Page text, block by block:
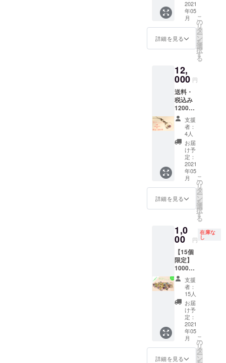
と思い、ク
ラウドファ
ンディング
をしようと
思いまし
ネッ
ト・ア
メジス
ト・シ
トリ
パー
ル・ク
ツ・翡
翠（ヒ
スイ）
など そ
の他た
くさん
の種類
が入っ
ていま
す。 当
店で販
売して
います
宝石で
入って
います
ので大
変お得
です。
◆製品
情報
小瓶の
大き
さ 直
1.8cm
・直径
2.5cm
※2種類
してい
スト
ラップ
2個入り
内容：
エメラ
ルド・
サファ
イア・
アイオ
ライ
ト・ア
クアマ
リン・
ブルー
トパー
ズ・ト
ルマリ
ン・
ガー
ネッ
ト・ア
メジス
ト・シ
ト・オ
パー
オー
ツ・翡
翠（ヒ
スイ）
など そ
の他た
くさん
の種類
が入っ
ていま
す。 当
店で販
売して
います
2021
年05
月
詳細を見る
こ
の
リ
タ
ー
ン
を
選
択
す
る
12,
000 円
送料・
税込み
12000
円 ・お
礼の手
紙 ・宝
石入り
ガラス
ドーム
スト
ラップ
3個入り
内容：
エメラ
ルド・
サファ
イア・
アイオ
ライ
ト・ア
クアマ
リン・
ブルー
トパー
ズ・ト
ルマリ
ン・
ガー
ネッ
ト・ア
メジス
ト・シ
支援
者：
4人
お届
け予
定：
2021
年05
月
詳細を見る
こ
の
リ
タ
ー
ン
を
選
択
す
る
1,0
00 円
在庫な
し
【15個
限定】
1000
円 送
料・税
込 ・訳
あり宝
石入り
ガラス
ドーム
チャー
ム 1
個 ・
お礼の
支援
者：
15人
お届
け予
定：
2021
年05
月
詳細を見る
こ
の
リ
タ
ー
ン